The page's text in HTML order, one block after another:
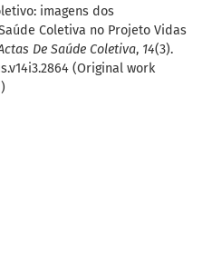
imagens dos
Coletiva no Projeto Vidas
De Saúde Coletiva, 14(3).
(Original work